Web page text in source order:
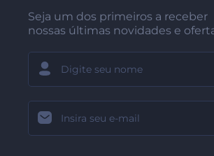
Seja um dos primeiros a receber
nossas últimas novidades e